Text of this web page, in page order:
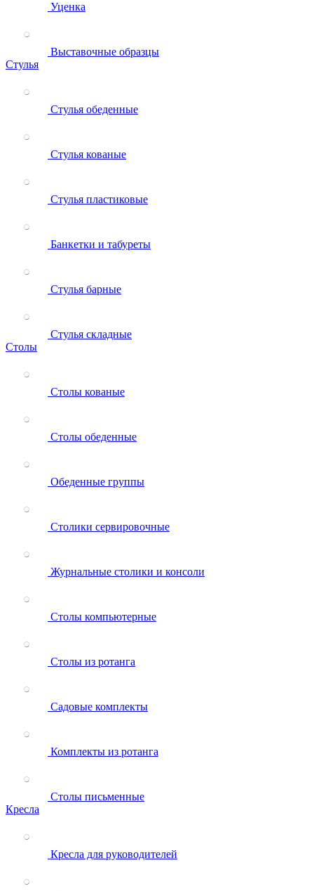
Уценка
Выставочные образцы
Стулья
Стулья обеденные
Стулья кованые
Стулья пластиковые
Банкетки и табуреты
Стулья барные
Стулья складные
Столы
Столы кованые
Столы обеденные
Обеденные группы
Столики сервировочные
Журнальные столики и консоли
Столы компьютерные
Столы из ротанга
Садовые комплекты
Комплекты из ротанга
Столы письменные
Кресла
Кресла для руководителей